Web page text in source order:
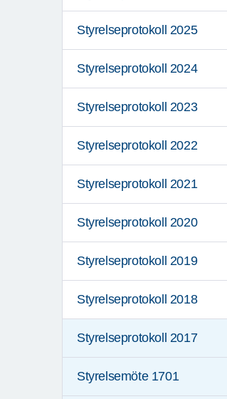
Styrelseprotokoll 2025
Styrelseprotokoll 2024
Styrelseprotokoll 2023
Styrelseprotokoll 2022
Styrelseprotokoll 2021
Styrelseprotokoll 2020
Styrelseprotokoll 2019
Styrelseprotokoll 2018
Styrelseprotokoll 2017
Styrelsemöte 1701